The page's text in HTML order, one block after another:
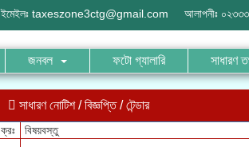
ইমেইলঃ taxeszone3ctg@gmail.com আলাপনীঃ
জনবল ফটো গ্যালারি সাধারণ
সাধারণ নোটিশ / বিজ্ঞপ্তি / টেন্ডার